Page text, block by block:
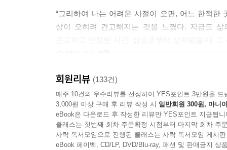
--- 본문 중에서
“그리하여 나는 어려운 시절이 오면, 어느 한적
삶이 오히려 견고해지는 것을 느꼈다. 지금도
수 있다고.” _8쪽
관점: 삶의 반대편에 있는 죽음을 통찰하여,
도리어 현재 우리의 삶의 의미를 드러내다
“누구나 그럴싸한 계획 하나씩은 가지고 있다. 처맞
책 제목이기도 한 ‘아침에는 죽음을 생각하는 것
주례사’, ‘추석이란 무엇인가’까지. 김영민 교
여기던 사실이 의심할 여지가 없는 것인지 질문하
회원리뷰 (133건)
매주 10건의 우수리뷰를 선정하여 YES포인트 3만원을 드
3,000원 이상 구매 후 리뷰 작성 시 일반회원 300원, 마니
eBook은 다운로드 후 작성한 리뷰만 YES포인트 지급됩니
클래스는 첫번째 회차 주문확정 시점부터 마지막 회차 주
사락 독서모임으로 진행된 클래스는 사락 독서모임 게시
eBook 페이백, CD/LP, DVD/Blu-ray, 패션 및 판매금지 상